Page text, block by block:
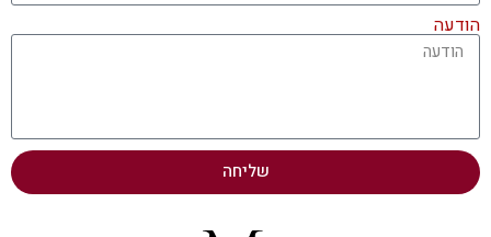
הודעה
שליחה